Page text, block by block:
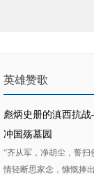
英雄赞歌
彪炳史册的滇西抗
冲国殇墓园
“齐从军，净胡尘，誓扫
情轻断思家念，慷慨捧